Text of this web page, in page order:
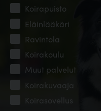
Koirapuisto
Eläinlääkäri
Ravintola
Koirakoulu
Muut palvelut
Koirakuvaaja
Koirasovellus